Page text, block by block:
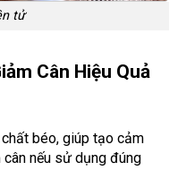
tử
Cân Hiệu Quả
béo, giúp tạo cảm
nếu sử dụng đúng